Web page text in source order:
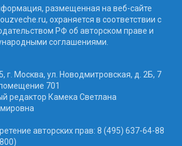
размещенная на веб-сайте
охраняется в соответствии с
РФ об авторском праве и
соглашениями.
г. Москва, ул. Новодмитровская, д. 2Б, 7
701
редактор Камека Светлана
авторских прав: 8 (495) 637-64-88